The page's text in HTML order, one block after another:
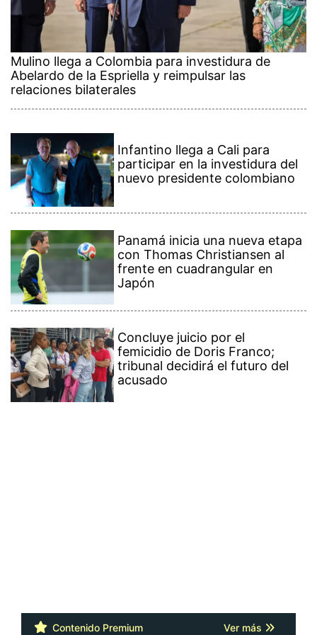
Mulino llega a Colombia para investidura de
Abelardo de la Espriella y reimpulsar las
relaciones bilaterales
Infantino llega a Cali para
participar en la investidura del
nuevo presidente colombiano
Panamá inicia una nueva etapa
con Thomas Christiansen al
frente en cuadrangular en
Japón
Concluye juicio por el
femicidio de Doris Franco;
tribunal decidirá el futuro del
acusado
Contenido Premium Ver más